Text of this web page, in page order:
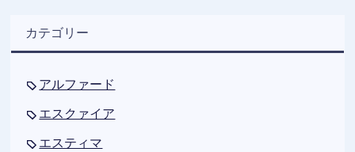
カテゴリー
アルファード
エスクァイア
エスティマ